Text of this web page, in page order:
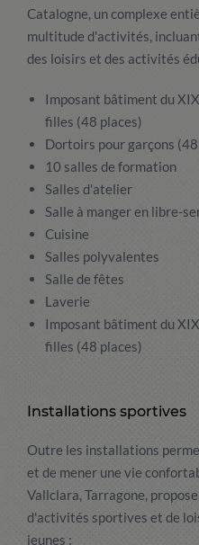
Catalogne, un complexe
multitude d'activités,
des loisirs et des activités
Imposant bâtiment du
filles (48 places)
Dortoirs pour garçons
10 salles de formation
Salles d'atelier
Salle à manger en libre-
Cuisine
Salles polyvalentes
Salle de fêtes
Laverie
Imposant bâtiment du
filles (48 places)
Installations sportives
Outre les installations
et de mener une vie
Vallclara, Tarragone,
d'activités sportives et de
jeunes :